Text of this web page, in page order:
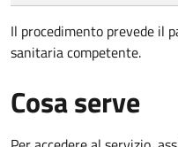
Il procedimento prevede il
sanitaria competente.
Cosa serve